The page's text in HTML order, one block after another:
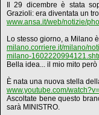
Il 29 dicembre è stata
Grazioli: era diventata un
www.ansa.it/web/notizie/
Lo stesso giorno, a Milano
milano.corriere.it/milano/
milano-
Bella idea... il mio mito
È nata una nuova stella
www.youtube.com/
Ascoltate bene questo
sarà MINISTRO.